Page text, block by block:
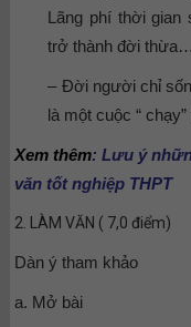
Lãng phí thời gian
trở thành đời thừa…
– Đời người chỉ
là một cuộc “
Xem thêm:Lưu ý
văn tốt nghiệp THPT
2. LÀM VĂN ( 7,0 điểm)
Dàn ý tham khảo
a. Mở bài